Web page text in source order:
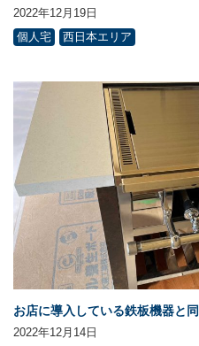
2022年12月19日
個人宅
西日本エリア
お店に導入している鉄板機器と
2022年12月14日